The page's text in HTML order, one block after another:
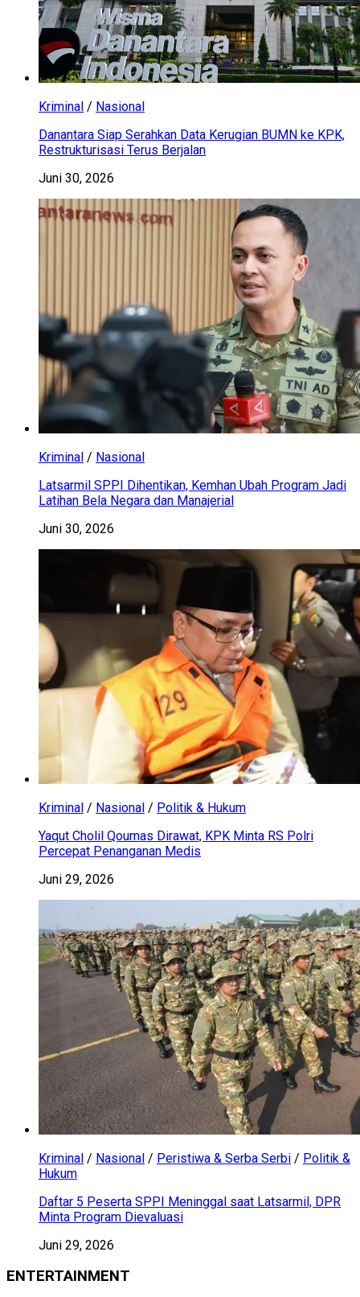
Kriminal / Nasional
Danantara Siap Serahkan Data Kerugian BUMN ke KPK,
Restrukturisasi Terus Berjalan
Juni 30, 2026
Kriminal / Nasional
Latsarmil SPPI Dihentikan, Kemhan Ubah Program Jadi
Latihan Bela Negara dan Manajerial
Juni 30, 2026
Kriminal / Nasional / Politik & Hukum
Yaqut Cholil Qoumas Dirawat, KPK Minta RS Polri
Percepat Penanganan Medis
Juni 29, 2026
Kriminal / Nasional / Peristiwa & Serba Serbi / Politik &
Hukum
Daftar 5 Peserta SPPI Meninggal saat Latsarmil, DPR
Minta Program Dievaluasi
Juni 29, 2026
ENTERTAINMENT